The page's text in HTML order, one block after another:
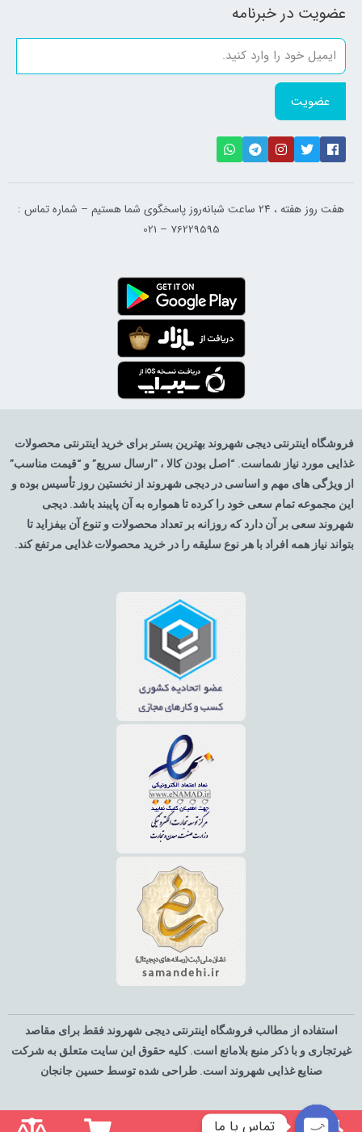
عضویت در خبرنامه
عضویت
هفت روز هفته ، ۲۴ ساعت شبانه‌روز پاسخگوی شما هستیم – شماره تماس :
76229595 – 021
فروشگاه اینترنتی دیجی شهروند بهترین بستر برای خرید اینترنتی محصولات
غذایی مورد نیاز شماست. “اصل بودن کالا ، ”ارسال سریع” و “قیمت مناسب”
از ویژگی های مهم و اساسی در دیجی شهروند از نخستین روز تأسیس بوده و
این مجموعه تمام سعی خود را کرده تا همواره به آن پایبند باشد. دیجی
شهروند سعی بر آن دارد که روزانه بر تعداد محصولات و تنوع آن بیفزاید تا
بتواند نیاز همه افراد با هر نوع سلیقه را در خرید محصولات غذایی مرتفع کند.
استفاده از مطالب فروشگاه اینترنتی دیجی شهروند فقط برای مقاصد
غیرتجاری و با ذکر منبع بلامانع است. کلیه حقوق این سایت متعلق به شرکت
صنایع غذایی شهروند است. طراحی شده توسط حسین جانجان
تماس با ما